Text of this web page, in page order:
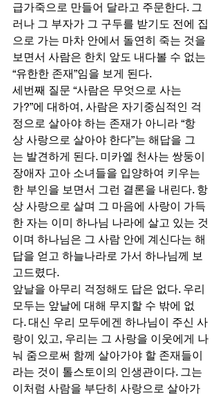
급가죽으로 만들어 달라고 주문한다. 그
러나 그 부자가 그 구두를 받기도 전에 집
으로 가는 마차 안에서 돌연히 죽는 것을
보면서 사람은 한치 앞도 내다볼 수 없는
“유한한 존재”임을 보게 된다.
세번째 질문 “사람은 무엇으로 사는
가?”에 대하여, 사람은 자기중심적인 걱
정으로 살아야 하는 존재가 아니라 “항
상 사랑으로 살아야 한다”는 해답을 그
는 발견하게 된다. 미카엘 천사는 쌍둥이
장애자 고아 소녀들을 입양하여 키우는
한 부인을 보면서 그런 결론을 내린다. 항
상 사랑으로 살며 그 마음에 사랑이 가득
한 자는 이미 하나님 나라에 살고 있는 것
이며 하나님은 그 사람 안에 계신다는 해
답을 얻고 하늘나라로 가서 하나님께 보
고드렸다.
앞날을 아무리 걱정해도 답은 없다. 우리
모두는 앞날에 대해 무지할 수 밖에 없
다. 대신 우리 모두에겐 하나님이 주신 사
랑이 있고, 우리는 그 사랑을 이웃에게 나
눠 줌으로써 함께 살아가야 할 존재들이
라는 것이 톨스토이의 인생관이다. 그는
이처럼 사람을 부단히 사랑으로 살아가